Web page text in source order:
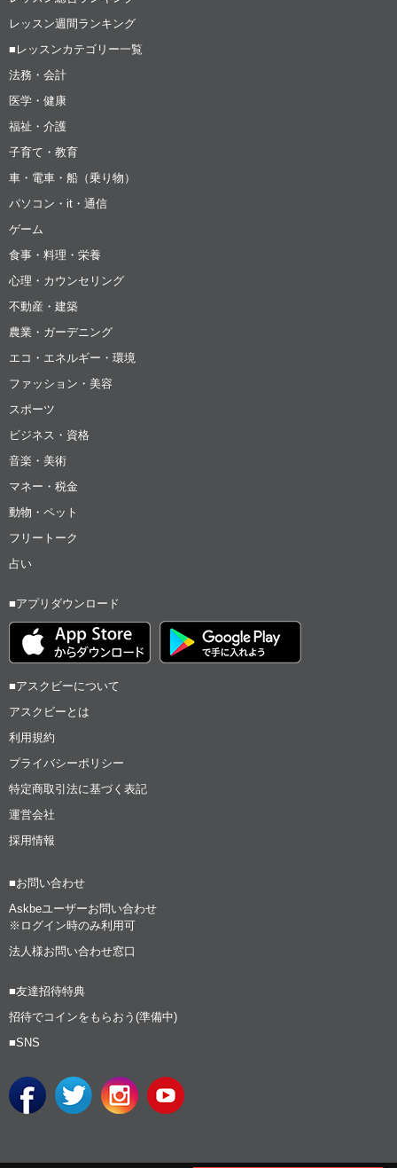
レッスン週間ランキング
■レッスンカテゴリー一覧
法務・会計
医学・健康
福祉・介護
子育て・教育
車・電車・船（乗り物）
パソコン・it・通信
ゲーム
食事・料理・栄養
心理・カウンセリング
不動産・建築
農業・ガーデニング
エコ・エネルギー・環境
ファッション・美容
スポーツ
ビジネス・資格
音楽・美術
マネー・税金
動物・ペット
フリートーク
占い
■アプリダウンロード
■アスクビーについて
アスクビーとは
利用規約
プライバシーポリシー
特定商取引法に基づく表記
運営会社
採用情報
■お問い合わせ
Askbeユーザーお問い合わせ
※ログイン時のみ利用可
法人様お問い合わせ窓口
■友達招待特典
招待でコインをもらおう(準備中)
■SNS